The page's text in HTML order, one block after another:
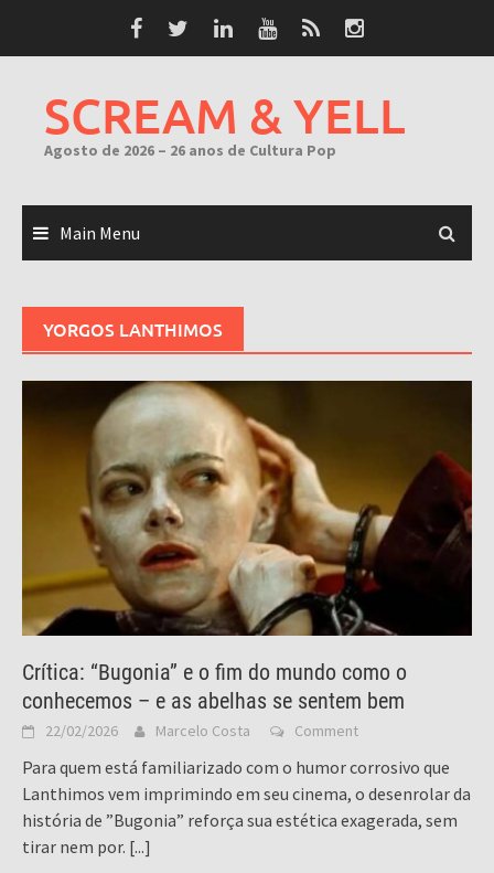
SCREAM & YELL
Agosto de 2026 – 26 anos de Cultura Pop
Main Menu
YORGOS LANTHIMOS
Crítica: “Bugonia” e o fim do mundo como o
conhecemos – e as abelhas se sentem bem
22/02/2026 Marcelo Costa Comment
Para quem está familiarizado com o humor corrosivo que
Lanthimos vem imprimindo em seu cinema, o desenrolar da
história de ”Bugonia” reforça sua estética exagerada, sem
tirar nem por. [...]